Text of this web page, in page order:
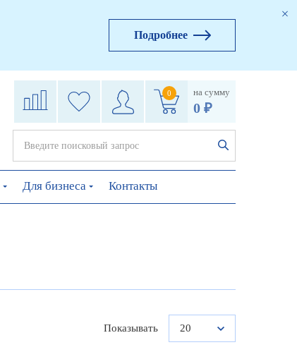
Подробнее
0 на сумму
0 ₽
Для бизнеса Контакты
Показывать 20